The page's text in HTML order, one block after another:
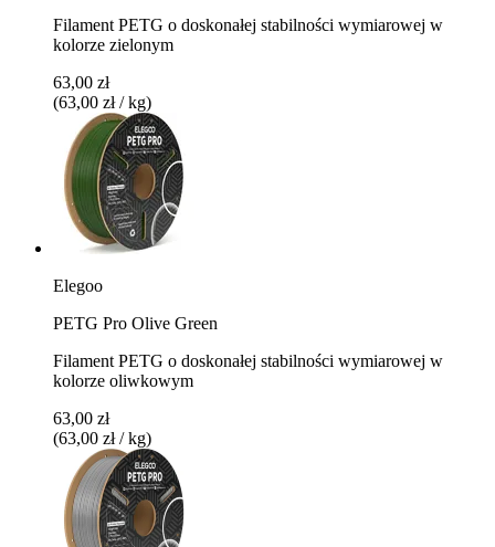
Filament PETG o doskonałej stabilności wymiarowej w
kolorze zielonym
63,00 zł
(63,00 zł / kg)
Elegoo
PETG Pro Olive Green
Filament PETG o doskonałej stabilności wymiarowej w
kolorze oliwkowym
63,00 zł
(63,00 zł / kg)